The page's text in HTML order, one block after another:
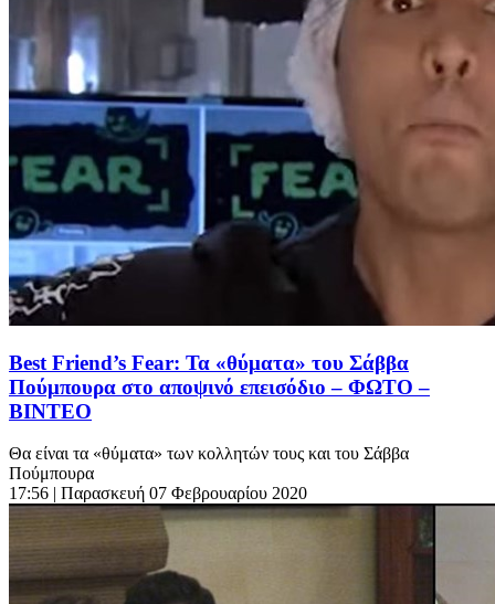
Best Friend’s Fear: Τα «θύματα» του Σάββα
Πούμπουρα στο αποψινό επεισόδιο – ΦΩΤΟ –
ΒΙΝΤΕΟ
Θα είναι τα «θύματα» των κολλητών τους και του Σάββα
Πούμπουρα
17:56 | Παρασκευή 07 Φεβρουαρίου 2020